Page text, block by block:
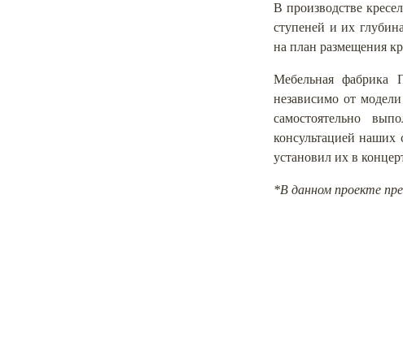
В производстве
ступеней и их
на план размещения
Мебельная фабрика
независимо от
самостоятельно
консультацией наших
установил их в
*В данном проекте